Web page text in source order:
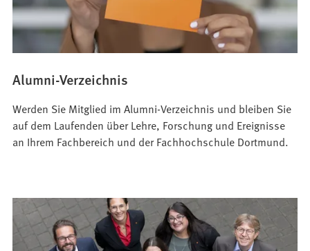
Alumni-Verzeichnis
Werden Sie Mitglied im Alumni-Verzeichnis und bleiben Sie
auf dem Laufenden über Lehre, Forschung und Ereignisse
an Ihrem Fachbereich und der Fachhochschule Dortmund.